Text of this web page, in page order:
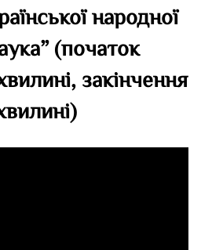
народної
(початок
закінчення